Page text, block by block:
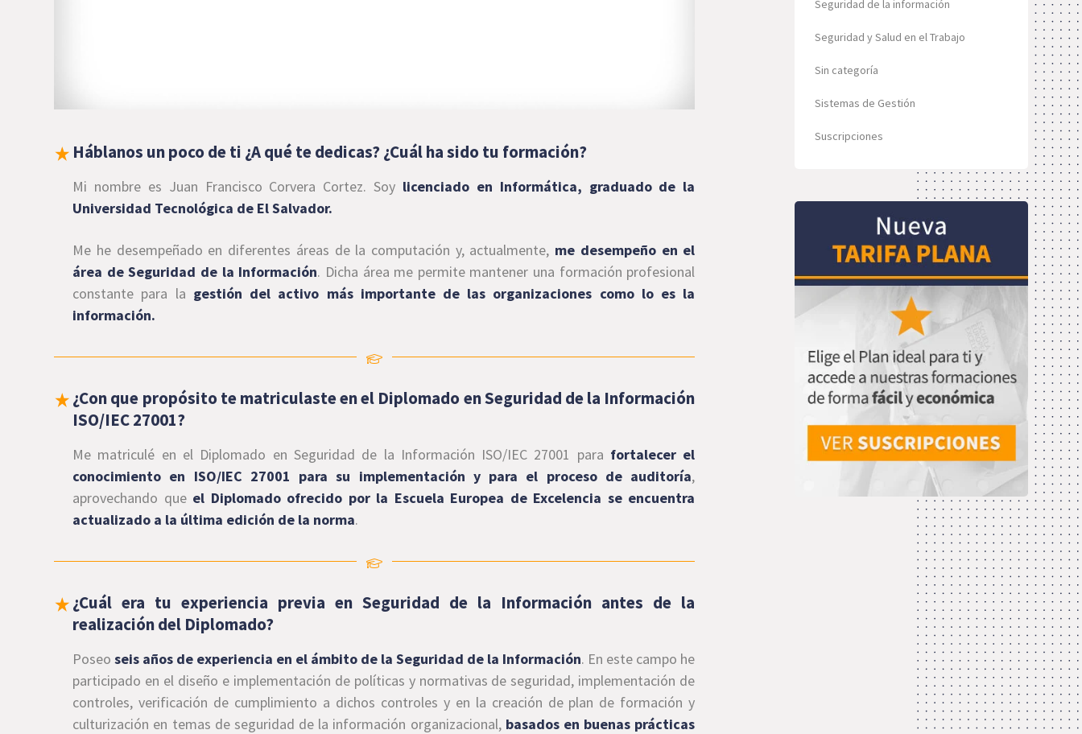
Háblanos un poco de ti ¿A qué te dedicas? ¿Cuál ha sido tu formación?
Mi nombre es Juan Francisco Corvera Cortez. Soy licenciado en Informática, graduado de la
Universidad Tecnológica de El Salvador.
Me he desempeñado en diferentes áreas de la computación y, actualmente, me desempeño en el
área de Seguridad de la Información. Dicha área me permite mantener una formación profesional
constante para la gestión del activo más importante de las organizaciones como lo es la
información.
¿Con que propósito te matriculaste en el Diplomado en Seguridad de la Información
ISO/IEC 27001?
Me matriculé en el Diplomado en Seguridad de la Información ISO/IEC 27001 para fortalecer el
conocimiento en ISO/IEC 27001 para su implementación y para el proceso de auditoría,
aprovechando que el Diplomado ofrecido por la Escuela Europea de Excelencia se encuentra
actualizado a la última edición de la norma.
¿Cuál era tu experiencia previa en Seguridad de la Información antes de la
realización del Diplomado?
Poseoseis años de experiencia en el ámbito de la Seguridad de la Información. En este campo he
participado en el diseño e implementación de políticas y normativas de seguridad, implementación de
controles, verificación de cumplimiento a dichos controles y en la creación de plan de formación y
culturización en temas de seguridad de la información organizacional, basados en buenas prácticas
Seguridad de la información
Seguridad y Salud en el Trabajo
Sin categoría
Sistemas de Gestión
Suscripciones